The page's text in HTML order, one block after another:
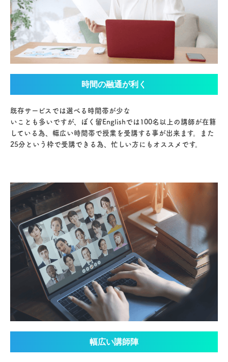
時間の融通が利く
既存サービスでは選べる時間帯が少な
いことも多いですが、ぼく留Englishでは100名以上の講師が在籍
している為、幅広い時間帯で授業を受講する事が出来ます。また
25分という枠で受講できる為、忙しい方にもオススメです。
幅広い講師陣